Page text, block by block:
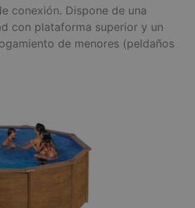
conexión. Dispone de una
con plataforma superior y un
de menores (peldaños